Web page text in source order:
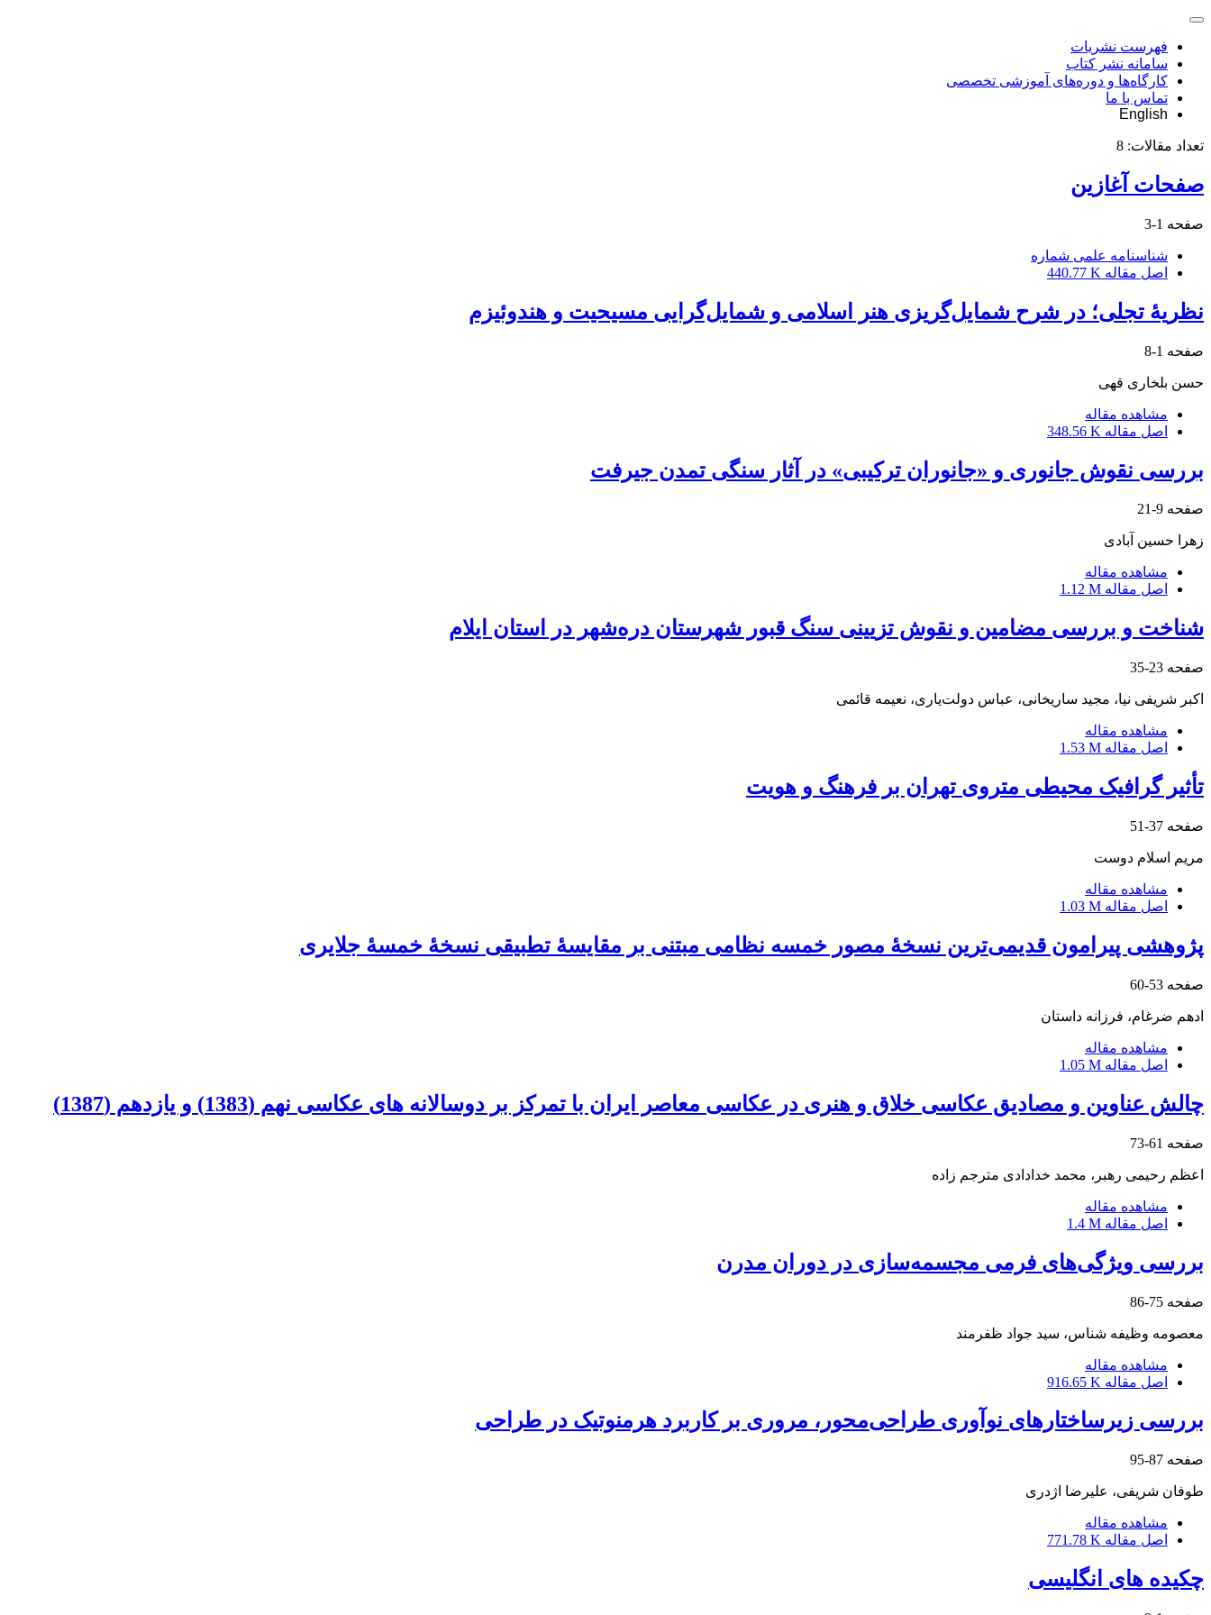
فهرست نشریات
سامانه نشر کتاب
کارگاه‌ها و دوره‌های آموزشی تخصصی
تماس با ما
English
تعداد مقالات: 8
صفحات آغازین
صفحه 1-3
شناسنامه علمی شماره
اصل مقاله 440.77 K
نظریۀ تجلی؛ در شرح شمایل‌گریزی هنر اسلامی و شمایل‌گرایی مسیحیت و هندوئیزم
صفحه 1-8
حسن بلخاری قهی
مشاهده مقاله
اصل مقاله 348.56 K
بررسی نقوش جانوری و «جانوران ترکیبی» در آثار سنگی تمدن جیرفت
صفحه 9-21
زهرا حسین آبادی
مشاهده مقاله
اصل مقاله 1.12 M
شناخت و بررسی مضامین و نقوش تزیینی سنگ قبور شهرستان دره‌شهر در استان ایلام
صفحه 23-35
اکبر شریفی نیا، مجید ساریخانی، عباس دولت‌یاری، نعیمه قائمی
مشاهده مقاله
اصل مقاله 1.53 M
تأثیر گرافیک محیطی متروی تهران بر فرهنگ و هویت
صفحه 37-51
مریم اسلام دوست
مشاهده مقاله
اصل مقاله 1.03 M
پژوهشی پیرامون قدیمی‌ترین نسخۀ مصور خمسه نظامی مبتنی بر مقایسۀ تطبیقی نسخۀ خمسۀ جلایری
صفحه 53-60
ادهم ضرغام، فرزانه داستان
مشاهده مقاله
اصل مقاله 1.05 M
چالش‌ عناوین و مصادیق عکاسی خلاق و هنری در عکاسی معاصر ایران با تمرکز بر دوسالانه های عکاسی نهم (1383) و یازدهم (1387)
صفحه 61-73
اعظم رحیمی رهبر، محمد خدادادی مترجم زاده
مشاهده مقاله
اصل مقاله 1.4 M
بررسی ویژگی‌های فرمی مجسمه‌سازی در دوران مدرن
صفحه 75-86
معصومه وظیفه شناس، سید جواد ظفرمند
مشاهده مقاله
اصل مقاله 916.65 K
بررسی زیرساختارهای نوآوری طراحی‌محور، مروری بر کاربرد هرمنوتیک در طراحی
صفحه 87-95
طوفان شریفی، علیرضا اژدری
مشاهده مقاله
اصل مقاله 771.78 K
چکیده های انگلیسی